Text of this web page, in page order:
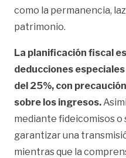
como la permanencia,
patrimonio.
La planificación fiscal
deducciones
del 25%, con
sobre los ingresos.
mediante fideicomisos o
garantizar una
mientras que la